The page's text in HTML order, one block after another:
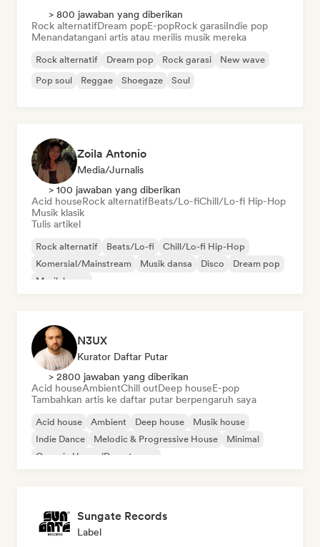
> 800 jawaban yang diberikan
Rock alternatifDream popE-popRock garasiIndie pop
Menandatangani artis atau merilis musik mereka
Rock alternatif Dream pop Rock garasi
New wave
Pop soul
Reggae Shoegaze Soul
Zoila Antonio
Media/Jurnalis
> 100 jawaban yang diberikan
Acid houseRock alternatifBeats/Lo-fiChill/Lo-fi Hip-Hop
Musik klasik
Tulis artikel
Rock alternatif Beats/Lo-fi
Chill/Lo-fi Hip-Hop
Komersial/Mainstream
Musik dansa Disco
Dream pop
Musik house
N3UX
Kurator Daftar Putar
> 2800 jawaban yang diberikan
Acid houseAmbientChill outDeep houseE-pop
Tambahkan artis ke daftar putar berpengaruh saya
Acid house Ambient Deep house
Musik house
Indie Dance
Melodic & Progressive House
Minimal
Organic House/Downtempo
Sungate Records
Label